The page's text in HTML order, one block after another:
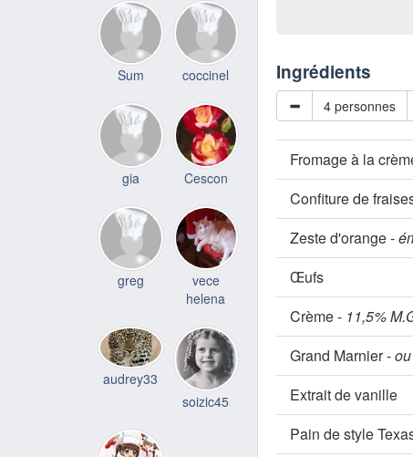
Ingrédients
4 personnes
Fromage à la
Confiture de
Zeste d'orange -
Œufs
Crème - 11,5%
Grand Marnier -
Extrait de vanille
Pain de style
Sum coccinel
gia Cescon
greg
vece
helena
audrey33
soizic45